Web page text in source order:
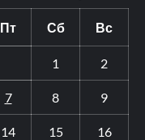
Пт Сб Вс
1 2
7 8 9
14 15 16